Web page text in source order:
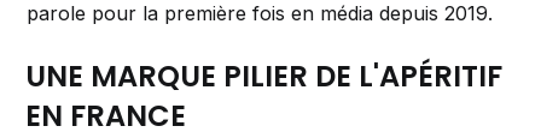
parole pour la première fois en média depuis 2019.
UNE MARQUE PILIER DE L'APÉRITIF
EN FRANCE